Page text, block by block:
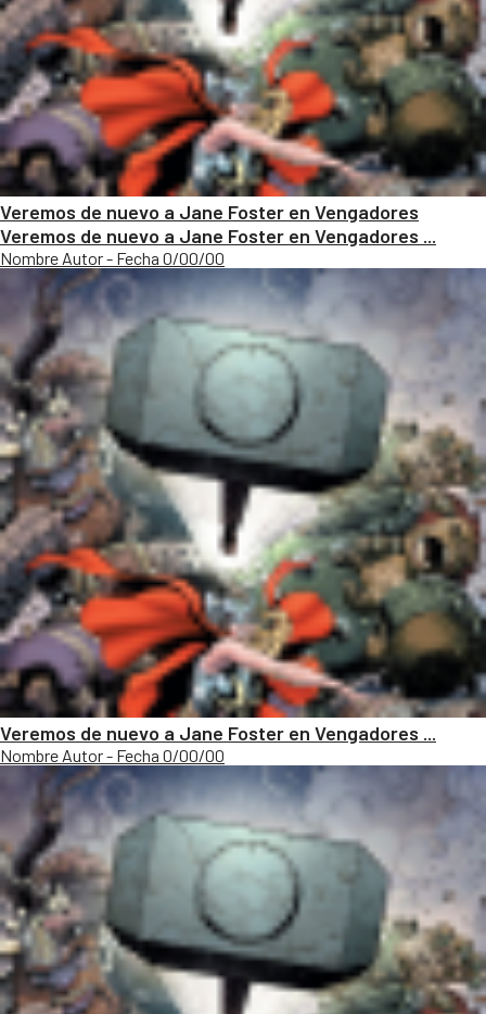
Veremos de nuevo a Jane Foster en Vengadores
Veremos de nuevo a Jane Foster en Vengadores ...
Nombre Autor - Fecha 0/00/00
Veremos de nuevo a Jane Foster en Vengadores ...
Nombre Autor - Fecha 0/00/00